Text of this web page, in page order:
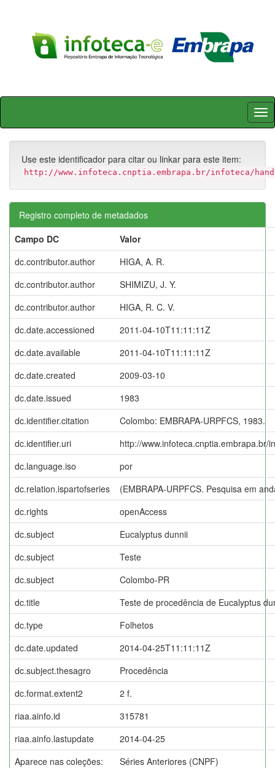
Skip
Use este identificador para citar ou linkar para este item:
http://www.infoteca.cnptia.embrapa.br/infoteca/
Registro completo de metadados
Campo DC
Valor
dc.contributor.author
HIGA, A. R.
dc.contributor.author
SHIMIZU, J. Y.
dc.contributor.author
HIGA, R. C. V.
dc.date.accessioned
2011-04-10T11:11:11Z
dc.date.available
2011-04-10T11:11:11Z
dc.date.created
2009-03-10
dc.date.issued
1983
dc.identifier.citation
Colombo: EMBRAPA-URPFCS, 1983.
dc.identifier.uri
http://www.infoteca.cnptia.embrapa.br/
dc.language.iso
por
dc.relation.ispartofseries
(EMBRAPA-URPFCS. Pesquisa em
dc.rights
openAccess
dc.subject
Eucalyptus dunnii
dc.subject
Teste
dc.subject
Colombo-PR
dc.title
Teste de procedência de Eucalyptus
dc.type
Folhetos
dc.date.updated
2014-04-25T11:11:11Z
dc.subject.thesagro
Procedência
dc.format.extent2
2 f.
riaa.ainfo.id
315781
riaa.ainfo.lastupdate
2014-04-25
Aparece nas coleções:
Séries Anteriores (CNPF)